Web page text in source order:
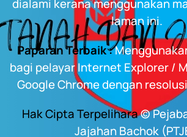
dialami kerana menggunakan
laman ini.
Paparan Terbaik :
bagi pelayar Internet Explorer /
Google Chrome dengan
Hak Cipta Terpelihara©
Jajahan Bachok